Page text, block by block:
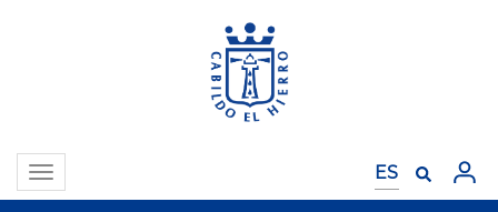
Toggle
navigation